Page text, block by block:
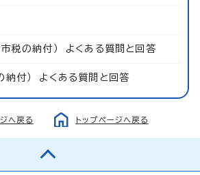
市税の納付） よくある質問と回答
納付） よくある質問と回答
へ戻る トップページへ戻る